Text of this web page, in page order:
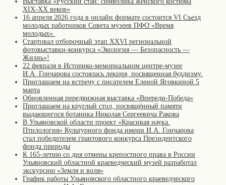
XIX-XX веков»
16 апреля 2026 года в онлайн формате состоится VI Съезд
молодых работников Совета музеев ПФО «Время
молодых».
Стартовал отборочный этап XXVI региональной
фотовыставки-конкурса «Экология — Безопасность —
Жизнь»!
22 февраля в Историко-мемориальном центре-музее
И.А. Гончарова состоялась лекция, посвященная буддизму.
Приглашаем на встречу с писателем Еленой Яговкиной 5
марта
Обновленная передвижная выставка «Впереди-Победа»
Приглашаем на круглый стол, посвящённый памяти
выдающегося ботаника Николая Сергеевича Ракова
В Ульяновской области проект «Красивая наука.
Птилология» Культурного фонда имени И.А. Гончарова
стал победителем грантового конкурса Президентского
фонда природы
К 165-летию со дня отмены крепостного права в России
Ульяновский областной краеведческий музей разработал
экскурсию «Земля и воля»
График работы Ульяновского областного краеведческого